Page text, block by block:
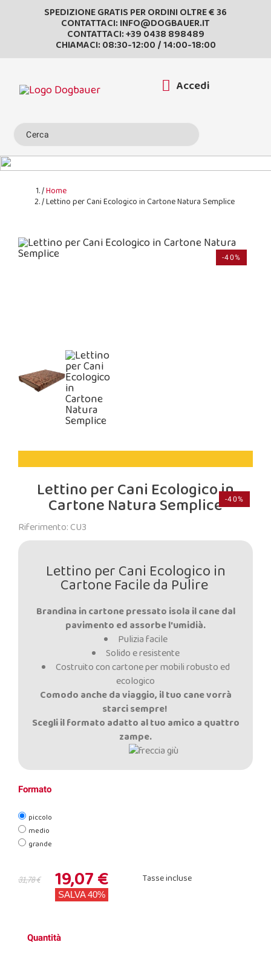
SPEDIZIONE GRATIS PER ORDINI OLTRE € 36
CONTATTACI: INFO@DOGBAUER.IT
CONTATTACI:+39 0438 898489
CHIAMACI: 08:30-12:00 / 14:00-18:00
Accedi
Home
Lettino per Cani Ecologico in Cartone Natura Semplice
-40%
Lettino per Cani Ecologico in
Cartone Natura Semplice
Riferimento: CU3
Lettino per Cani Ecologico in
Cartone Facile da Pulire
Brandina in cartone pressato isola il cane dal
pavimento ed assorbe l'umidià.
Pulizia facile
Solido e resistente
Costruito con cartone per mobili robusto ed
ecologico
Comodo anche da viaggio, il tuo cane vorrà
starci sempre!
Scegli il formato adatto al tuo amico a quattro
zampe.
Formato
piccolo
medio
grande
31,78 € 19,07 €
SALVA 40%
Tasse incluse
Quantità
-40%